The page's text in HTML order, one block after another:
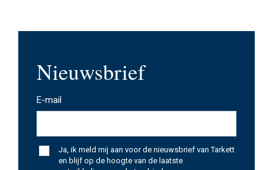
Nieuwsbrief
E-mail
Ja, ik meld mij aan voor de nieuwsbrief van Tarkett
en blijf op de hoogte van de laatste